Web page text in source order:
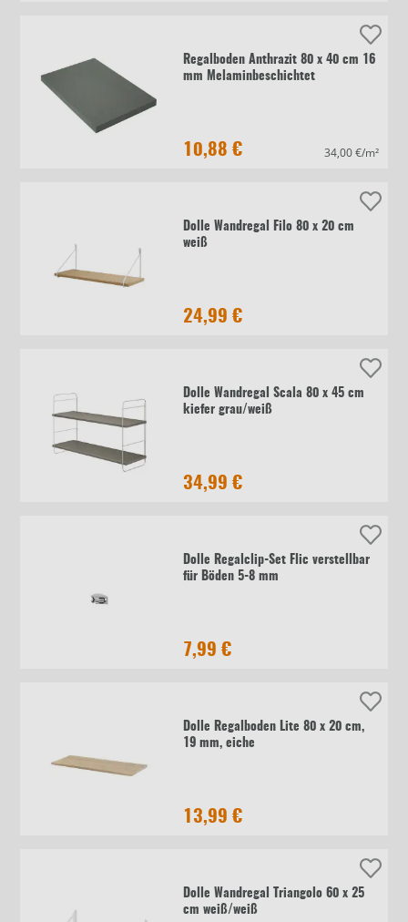
Regalboden Anthrazit 80 x 40 cm 16
mm Melaminbeschichtet
10,88 € 34,00 €/m²
Dolle Wandregal Filo 80 x 20 cm
weiß
24,99 €
Dolle Wandregal Scala 80 x 45 cm
kiefer grau/weiß
34,99 €
Dolle Regalclip-Set Flic verstellbar
für Böden 5-8 mm
7,99 €
Dolle Regalboden Lite 80 x 20 cm,
19 mm, eiche
13,99 €
Dolle Wandregal Triangolo 60 x 25
cm weiß/weiß